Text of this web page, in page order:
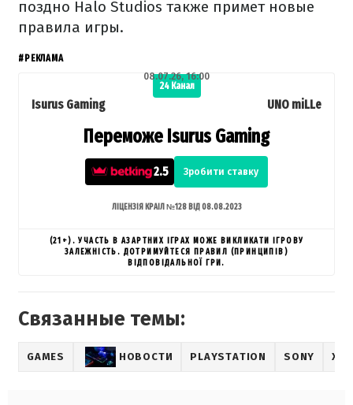
поздно Halo Studios также примет новые
правила игры.
#РЕКЛАМА
24 Канал
Isurus Gaming
08.07.26, 16:00
Переможе Isurus Gaming
2.5 Зробити ставку
UNO miLLe
ЛІЦЕНЗІЯ КРАІЛ №128 ВІД 08.08.2023
(21+). УЧАСТЬ В АЗАРТНИХ ІГРАХ МОЖЕ ВИКЛИКАТИ ІГРОВУ
ЗАЛЕЖНІСТЬ. ДОТРИМУЙТЕСЯ ПРАВИЛ (ПРИНЦИПІВ)
ВІДПОВІДАЛЬНОЇ ГРИ.
Связанные темы:
GAMES НОВОСТИ PLAYSTATION SONY